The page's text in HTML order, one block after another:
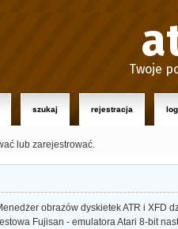
Twoje
szukaj rejestracja
lub zarejestrować.
obrazów dyskietek ATR i XFD
Fujisan - emulatora Atari 8-bit